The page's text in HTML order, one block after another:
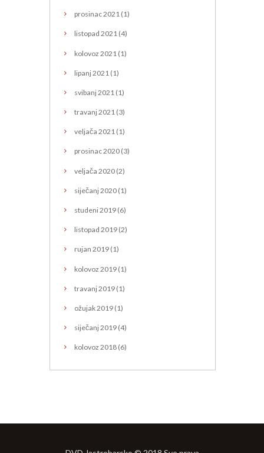
prosinac2021(1)
listopad 2021(4)
kolovoz 2021 (1)
lipanj2021 (1)
svibanj2021 (1)
travanj2021(3)
veljača 2021(1)
prosinac2020(3)
veljača 2020(2)
siječanj2020(1)
studeni2019(6)
listopad 2019(2)
rujan 2019(1)
kolovoz 2019(1)
travanj2019(1)
ožujak2019(1)
siječanj2019(4)
kolovoz 2018(6)